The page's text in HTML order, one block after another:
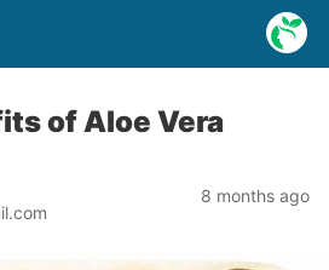
of Aloe Vera
8 months ago